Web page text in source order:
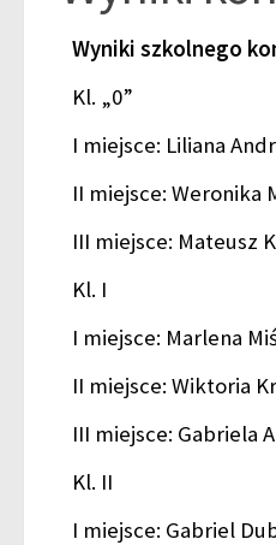
Wyniki szkolnego
Kl. „0”
I miejsce: Liliana
II miejsce: Weronika
III miejsce: Mateusz
Kl. I
I miejsce: Marlena
II miejsce: Wiktoria
III miejsce: Gabriela
Kl. II
I miejsce: Gabriel